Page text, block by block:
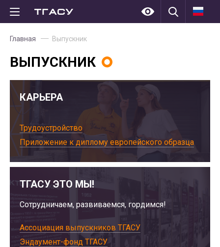
Главная Выпускник
ВЫПУСКНИК
КАРЬЕРА
Трудоустройство
Приложение к диплому европейского образца
ТГАСУ ЭТО МЫ!
Сотрудничаем, развиваемся, гордимся!
Ассоциация выпускников ТГАСУ
Эндаумент-фонд ТГАСУ